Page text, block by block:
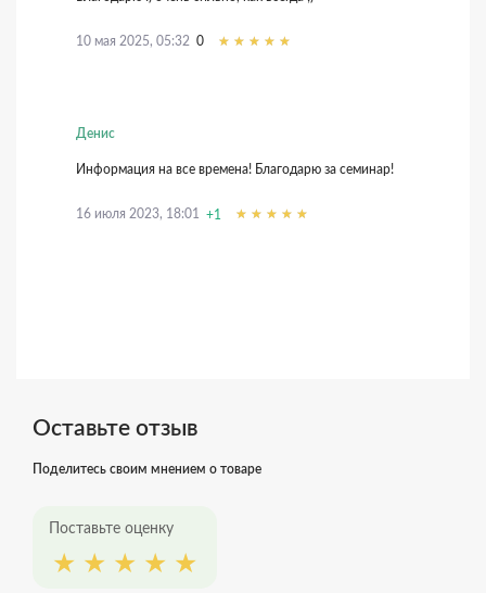
10 мая 2025, 05:32 0
Денис
Информация на все времена! Благодарю за семинар!
16 июля 2023, 18:01 +1
Оставьте отзыв
Поделитесь своим мнением о товаре
Поставьте оценку